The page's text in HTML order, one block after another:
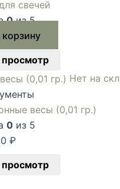
свечей
0из 5
корзину
Нет на
весы (0,01 гр.)
0 из 5
₽